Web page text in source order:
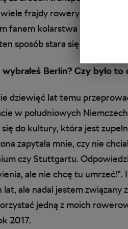
frajdy rowery
fanem kolarstwa i oprócz
sposób stara się pokazać
Berlin? Czy było
dziewięć lat temu
w południowych
się do kultury, która jest
zapytała mnie, czy nie
czy Stuttgartu.
ale nie chcę tu
ale nadal jestem
jedną z moich
2017.